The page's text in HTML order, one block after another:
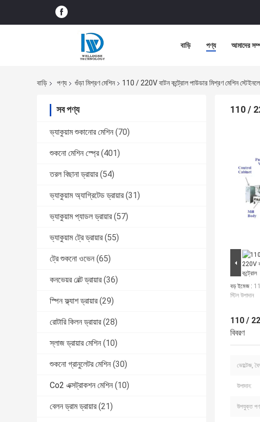
বাড়ি পণ্য আমাদের
বাড়ি পণ্য গুঁড়া মিশ্রণ মেশিন 110 / 220V বাটন কন্ট্রোল পাউডার মিশ্রণ মেশিন
সব পণ্য
ভ্যাকুয়াম শুকানোর মেশিন (70)
শুকনো মেশিন স্প্রে (401)
তরল বিছানা ড্রায়ার (54)
ভ্যাকুয়াম অ্যাগ্রিটেড ড্রায়ার (31)
ভ্যাকুয়াম প্যাডল ড্রায়ার (57)
ভ্যাকুয়াম ট্রে ড্রায়ার (55)
ট্রে শুকনো ওভেন (65)
কনভেয়র বেল্ট ড্রায়ার (36)
স্পিন ফ্ল্যাশ ড্রায়ার (29)
রোটারি কিলন ড্রায়ার (28)
স্লাজ ড্রায়ার মেশিন (10)
শুকনো গ্রানুলেটর মেশিন (30)
Co2 এক্সট্রাকশন মেশিন (10)
বেলন ড্রাম ড্রায়ার (21)
110 /
বড় ইমেজ :
স্টিল উপাদান
110 /
বিবরণ
ভোল্টেজ,
উপাদান:
উপযুক্ত